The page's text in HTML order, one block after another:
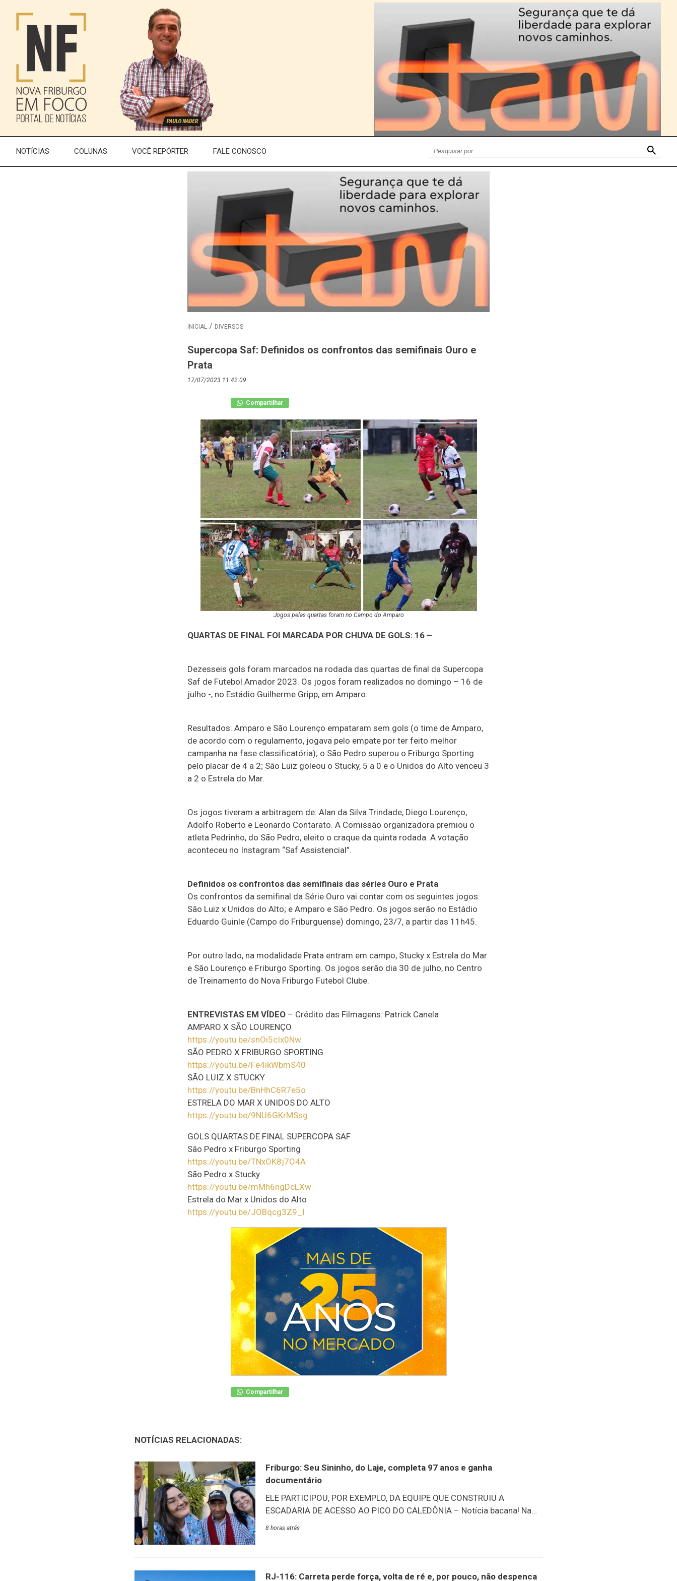
NOTÍCIAS COLUNAS VOCÊ REPÓRTER FALE CONOSCO
INICIAL DIVERSOS
Supercopa Saf: Definidos os confrontos das semifinais Ouro e
Prata
17/07/2023 11:42:09
Compartilhar
Jogos pelas quartas foram no Campo do Amparo
QUARTAS DE FINAL FOI MARCADA POR CHUVA DE GOLS: 16 –
Dezesseis gols foram marcados na rodada das quartas de final da Supercopa
Saf de Futebol Amador 2023. Os jogos foram realizados no domingo – 16 de
julho -, no Estádio Guilherme Gripp, em Amparo.
Resultados: Amparo e São Lourenço empataram sem gols (o time de Amparo,
de acordo com o regulamento, jogava pelo empate por ter feito melhor
campanha na fase classificatória); o São Pedro superou o Friburgo Sporting
pelo placar de 4 a 2; São Luiz goleou o Stucky, 5 a 0 e o Unidos do Alto venceu 3
a 2 o Estrela do Mar.
Os jogos tiveram a arbitragem de: Alan da Silva Trindade, Diego Lourenço,
Adolfo Roberto e Leonardo Contarato. A Comissão organizadora premiou o
atleta Pedrinho, do São Pedro, eleito o craque da quinta rodada. A votação
aconteceu no Instagram “Saf Assistencial”.
Definidos os confrontos das semifinais das séries Ouro e Prata
Os confrontos da semifinal da Série Ouro vai contar com os seguintes jogos:
São Luiz x Unidos do Alto; e Amparo e São Pedro. Os jogos serão no Estádio
Eduardo Guinle (Campo do Friburguense) domingo, 23/7, a partir das 11h45.
Por outro lado, na modalidade Prata entram em campo, Stucky x Estrela do Mar
e São Lourenço e Friburgo Sporting. Os jogos serão dia 30 de julho, no Centro
de Treinamento do Nova Friburgo Futebol Clube.
ENTREVISTAS EM VÍDEO – Crédito das Filmagens: Patrick Canela
AMPARO X SÃO LOURENÇO
https://youtu.be/snOi5cIx0Nw
SÃO PEDRO X FRIBURGO SPORTING
https://youtu.be/Fe4ikWbmS40
SÃO LUIZ X STUCKY
https://youtu.be/BnHhC6R7e5o
ESTRELA DO MAR X UNIDOS DO ALTO
https://youtu.be/9NU6GKrMSsg
GOLS QUARTAS DE FINAL SUPERCOPA SAF
São Pedro x Friburgo Sporting
https://youtu.be/TNxOK8j7O4A
São Pedro x Stucky
https://youtu.be/mMh6ngDcLXw
Estrela do Mar x Unidos do Alto
https://youtu.be/JOBqcg3Z9_I
Compartilhar
NOTÍCIAS RELACIONADAS:
Friburgo: Seu Sininho, do Laje, completa 97 anos e ganha
documentário
ELE PARTICIPOU, POR EXEMPLO, DA EQUIPE QUE CONSTRUIU A
ESCADARIA DE ACESSO AO PICO DO CALEDÔNIA – Notícia bacana! Na
tarde desta quinta-feira, 6/8, aconteceu o lançamento oficial do
na mesma data, ele esbanja vitalidade e alegria e conta diversos
8 horas atrás
RJ-116: Carreta perde força, volta de ré e, por pouco, não despenca